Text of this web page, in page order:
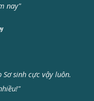
nay"
sinh cực vậy luôn.